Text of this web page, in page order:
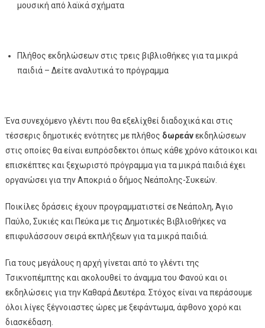
μουσική από λαϊκά σχήματα
Πλήθος εκδηλώσεων στις τρεις βιβλιοθήκες για τα μικρά
παιδιά – Δείτε αναλυτικά το πρόγραμμα
Ένα συνεχόμενο γλέντι που θα εξελίχθεί διαδοχικά και στις
τέσσερις δημοτικές ενότητες με πλήθος δωρεάνεκδηλώσεων
στις οποίες θα είναι ευπρόσδεκτοι όπως κάθε χρόνο κάτοικοι και
επισκέπτες και ξεχωριστό πρόγραμμα για τα μικρά παιδιά έχει
οργανώσει για την Αποκριά ο δήμος Νεάπολης-Συκεών.
Ποικίλες δράσεις έχουν προγραμματιστεί σε Νεάπολη, Άγιο
Παύλο, Συκιές και Πεύκα με τις Δημοτικές Βιβλιοθήκες να
επιφυλάσσουν σειρά εκπλήξεων για τα μικρά παιδιά.
Για τους μεγάλους η αρχή γίνεται από το γλέντι της
Τσικνοπέμπτης και ακολουθεί το άναμμα του Φανού και οι
εκδηλώσεις για την Καθαρά Δευτέρα. Στόχος είναι να περάσουμε
όλοι λίγες ξέγνοιαστες ώρες με ξεφάντωμα, άφθονο χορό και
διασκέδαση.